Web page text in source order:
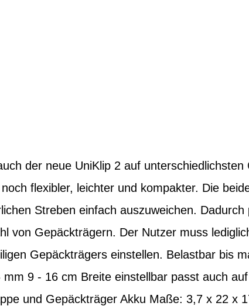
der neue UniKlip 2 auf unterschiedlichsten
flexibler, leichter und kompakter. Die
Streben einfach auszuweichen.
von Gepäckträgern. Der Nutzer muss
Gepäckträgers einstellen. Belastbar bis
9 - 16 cm Breite einstellbar passt auch
und Gepäckträger Akku Maße: 3,7 x 22 x